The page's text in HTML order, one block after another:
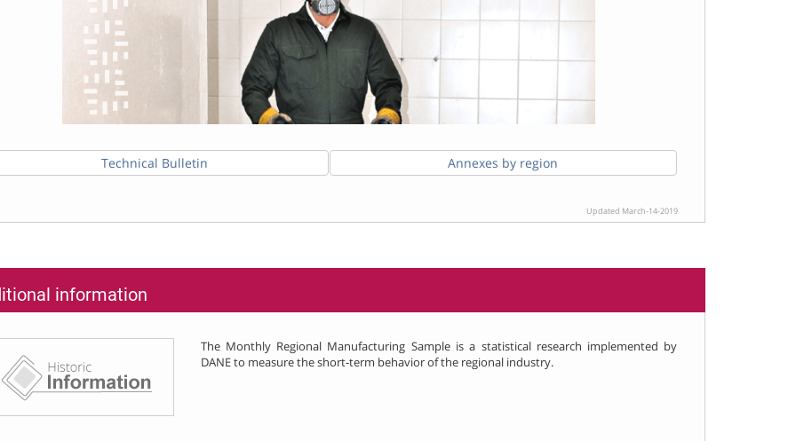
Technical Bulletin Annexes by region
Updated March-14-2019
information
The Monthly Regional Manufacturing Sample is a statistical research implemented by
DANE to measure the short-term behavior of the regional industry.